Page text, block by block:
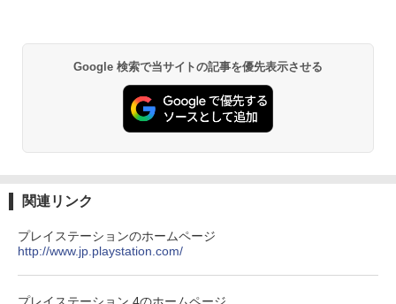
劇場版「鬼滅の刃」無限城編 第一章 猗
￥3,523
(オリジナル特典:オリジナル巾着＋メー
カー特典:【坤と離】二振りの剣、十翼よ
ボード付) [Blu-ray]
Google 検索で当サイトの記事を優先表示させる
関連リンク
プレイステーションのホームページ
http://www.jp.playstation.com/
プレイステーション 4のホームページ